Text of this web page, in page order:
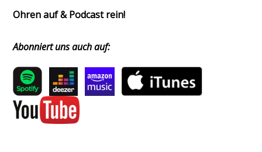
Ohren auf & Podcast rein!
Abonniert uns auch auf: